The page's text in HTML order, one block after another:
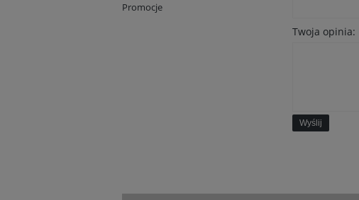
Promocje
Twoja opinia:
Wyślij